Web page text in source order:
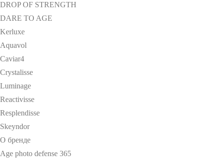
DROP OF STRENGTH
DARE TO AGE
Kerluxe
Aquavol
Caviar4
Crystalisse
Luminage
Reactivisse
Resplendisse
Skeyndor
О бренде
Age photo defense 365